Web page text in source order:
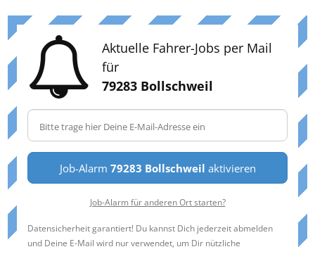
Aktuelle Fahrer-Jobs per Mail
für
79283 Bollschweil
Job-Alarm 79283 Bollschweil aktivieren
Job-Alarm für anderen Ort starten?
Datensicherheit garantiert! Du kannst Dich jederzeit abmelden
und Deine E-Mail wird nur verwendet, um Dir nützliche